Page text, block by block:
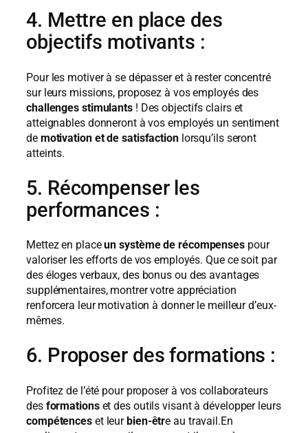
4. Mettre en place des
objectifs motivants :
Pour les motiver à se dépasser et à rester concentré
sur leurs missions, proposez à vos employés des
challenges stimulants! Des objectifs clairs et
atteignables donneront à vos employés un sentiment
de motivation et de satisfactionlorsqu’ils seront
atteints.
5. Récompenser les
performances :
Mettez en placeun système de récompensespour
valoriser les efforts de vos employés. Que ce soit par
des éloges verbaux, des bonus ou des avantages
supplémentaires, montrer votre appréciation
renforcera leur motivation à donner le meilleur d’eux-
mêmes.
6. Proposer des formations :
Profitez de l’été pour proposer à vos collaborateurs
des formationset des outils visant à développer leurs
compétenceset leurbien-être au travail.En